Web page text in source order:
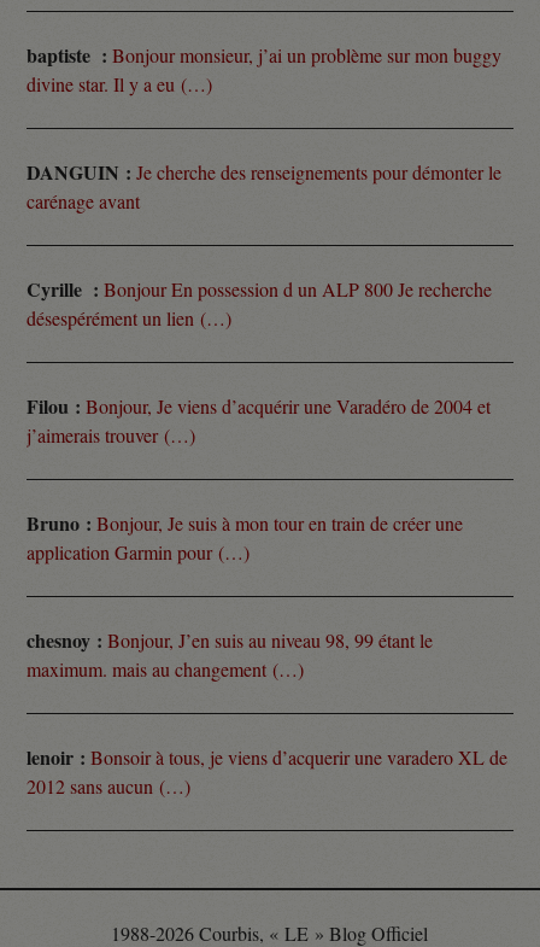
baptiste : Bonjour monsieur, j’ai un problème sur mon buggy
divine star. Il y a eu (…)
DANGUIN : Je cherche des renseignements pour démonter le
carénage avant
Cyrille : Bonjour En possession d un ALP 800 Je recherche
désespérément un lien (…)
Filou : Bonjour, Je viens d’acquérir une Varadéro de 2004 et
j’aimerais trouver (…)
Bruno : Bonjour, Je suis à mon tour en train de créer une
application Garmin pour (…)
chesnoy : Bonjour, J’en suis au niveau 98, 99 étant le
maximum. mais au changement (…)
lenoir : Bonsoir à tous, je viens d’acquerir une varadero XL de
2012 sans aucun (…)
1988-2026 Courbis, « LE » Blog Officiel